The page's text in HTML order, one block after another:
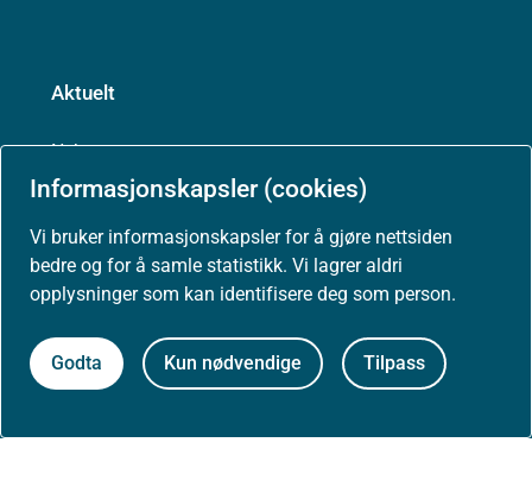
Informasjonskapsler (cookies)
Vi bruker informasjonskapsler for å gjøre nettsiden
bedre og for å samle statistikk. Vi lagrer aldri
opplysninger som kan identifisere deg som person.
Godta Kun nødvendige Tilpass
Aktuelt
Nyheter
Høringer
Presse